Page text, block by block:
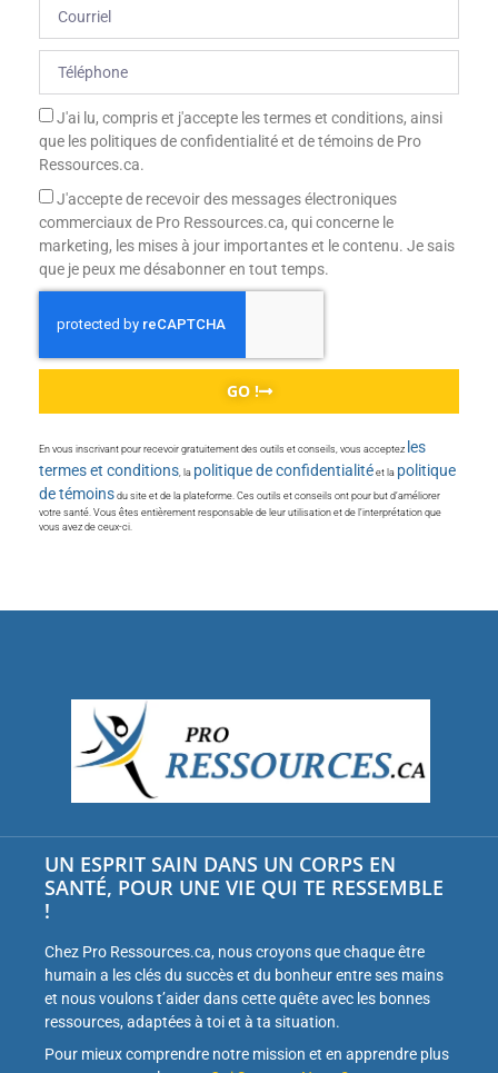
J'ai lu, compris et j'accepte les termes et conditions, ainsi
que les politiques de confidentialité et de témoins de Pro
Ressources.ca.
J'accepte de recevoir des messages électroniques
commerciaux de Pro Ressources.ca, qui concerne le
marketing, les mises à jour importantes et le contenu. Je sais
que je peux me désabonner en tout temps.
GO !
En vous inscrivant pour recevoir gratuitement des outils et conseils, vous acceptez les
termes et conditions, la politique de confidentialité et la politique
de témoins du site et de la plateforme. Ces outils et conseils ont pour but d’améliorer
votre santé. Vous êtes entièrement responsable de leur utilisation et de l’interprétation que
vous avez de ceux-ci.
UN ESPRIT SAIN DANS UN CORPS EN
SANTÉ, POUR UNE VIE QUI TE RESSEMBLE
!
Chez Pro Ressources.ca, nous croyons que chaque être
humain a les clés du succès et du bonheur entre ses mains
et nous voulons t’aider dans cette quête avec les bonnes
ressources, adaptées à toi et à ta situation.
Pour mieux comprendre notre mission et en apprendre plus